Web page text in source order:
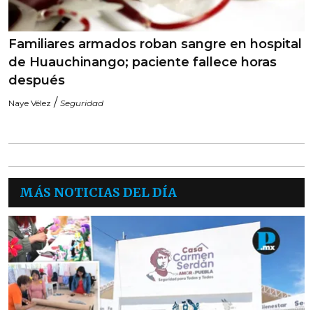
Familiares armados roban sangre en hospital
de Huauchinango; paciente fallece horas
después
Naye Vélez / Seguridad
MÁS NOTICIAS DEL DÍA